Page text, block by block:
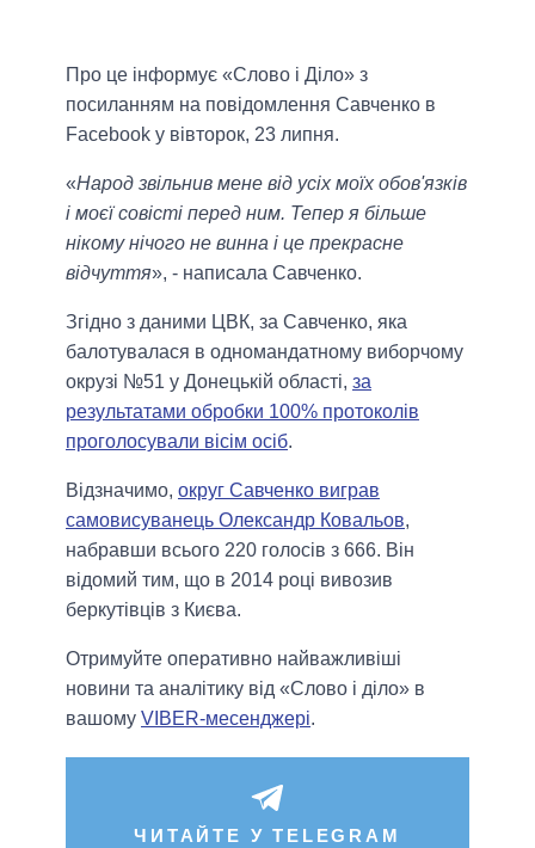
Про це інформує «Слово і Діло» з
посиланням на повідомлення Савченко в
Facebook у вівторок, 23 липня.
«Народ звільнив мене від усіх моїх обов'язків
і моєї совісті перед ним. Тепер я більше
нікому нічого не винна і це прекрасне
відчуття», - написала Савченко.
Згідно з даними ЦВК, за Савченко, яка
балотувалася в одномандатному виборчому
окрузі №51 у Донецькій області, за
результатами обробки 100% протоколів
проголосували вісім осіб.
Відзначимо, округ Савченко виграв
самовисуванець Олександр Ковальов,
набравши всього 220 голосів з 666. Він
відомий тим, що в 2014 році вивозив
беркутівців з Києва.
Отримуйте оперативно найважливіші
новини та аналітику від «Слово і діло» в
вашому VIBER-месенджері.
ЧИТАЙТЕ У TELEGRAM